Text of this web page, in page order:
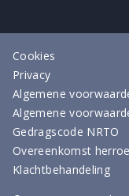
Cookies
Privacy
Algemene
Algemene
Gedragscode NRTO
Overeenkomst
Klachtbehandeling